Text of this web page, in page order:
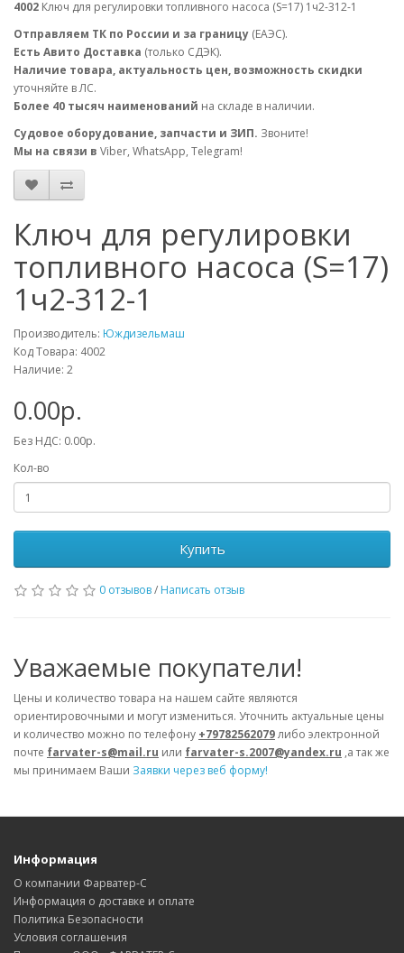
4002 Ключ для регулировки топливного насоса (S=17) 1ч2-312-1
Отправляем ТК по России и за границу (ЕАЭС).
Есть Авито Доставка (только СДЭК).
Наличие товара, актуальность цен, возможность скидки
уточняйте в ЛС.
Более 40 тысяч наименований на складе в наличии.
Судовое оборудование, запчасти и ЗИП. Звоните!
Мы на связи в Viber, WhatsApp, Telegram!
Ключ для регулировки
топливного насоса (S=17)
1ч2-312-1
Производитель: Юждизельмаш
Код Товара: 4002
Наличие: 2
0.00р.
Без НДС: 0.00р.
Кол-во
Купить
0 отзывов/ Написать отзыв
Уважаемые покупатели!
Цены и количество товара на нашем сайте являются
ориентировочными и могут измениться. Уточнить актуальные цены
и количество можно по телефону +79782562079либо электронной
почте farvater-s@mail.ru или farvater-s.2007@yandex.ru ,а так же
мы принимаем Ваши Заявки через веб форму!
Информация
О компании Фарватер-С
Информация о доставке и оплате
Политика Безопасности
Условия соглашения